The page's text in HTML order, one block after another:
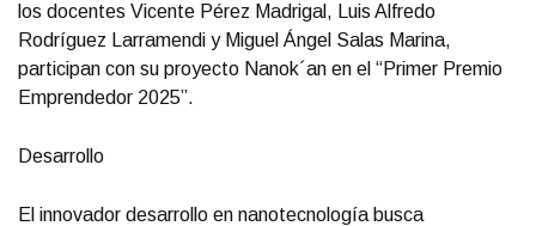
los docentes Vicente Pérez Madrigal, Luis Alfredo
Rodríguez Larramendi y Miguel Ángel Salas Marina,
participan con su proyecto Nanok´an en el “Primer Premio
Emprendedor 2025”.
Desarrollo
El innovador desarrollo en nanotecnología busca